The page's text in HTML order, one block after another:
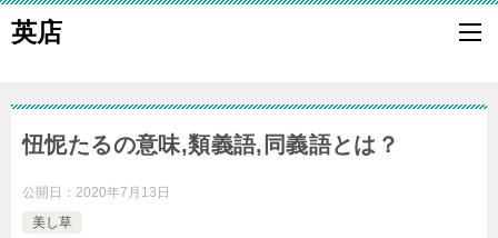
英店
忸怩たるの意味,類義語,同義語とは？
公開日： 2020年7月13日
美し草